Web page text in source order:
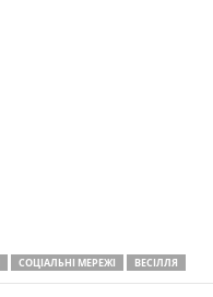
СОЦІАЛЬНІ МЕРЕЖІ ВЕСІЛЛЯ